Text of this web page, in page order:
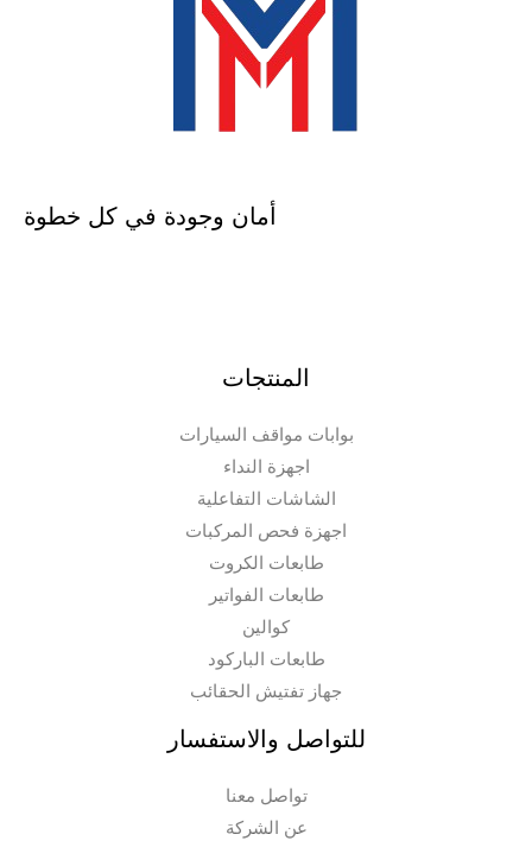
أمان وجودة في كل خطوة
المنتجات
بوابات مواقف السيارات
اجهزة النداء
الشاشات التفاعلية
اجهزة فحص المركبات
طابعات الكروت
طابعات الفواتير
كوالين
طابعات الباركود
جهاز تفتيش الحقائب
للتواصل والاستفسار
تواصل معنا
عن الشركة